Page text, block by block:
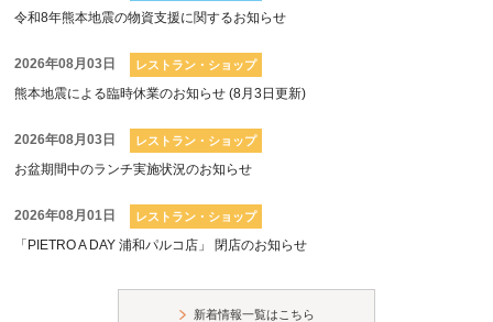
令和8年熊本地震の物資支援に関するお知らせ
2026年08月03日 レストラン・ショップ
熊本地震による臨時休業のお知らせ (8月3日更新)
2026年08月03日 レストラン・ショップ
お盆期間中のランチ実施状況のお知らせ
2026年08月01日 レストラン・ショップ
「PIETRO A DAY 浦和パルコ店」 閉店のお知らせ
新着情報一覧はこちら